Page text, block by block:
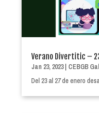
Verano Divertitic –
Jan 23, 2023| CEBGB
Del 23 al 27 de enero